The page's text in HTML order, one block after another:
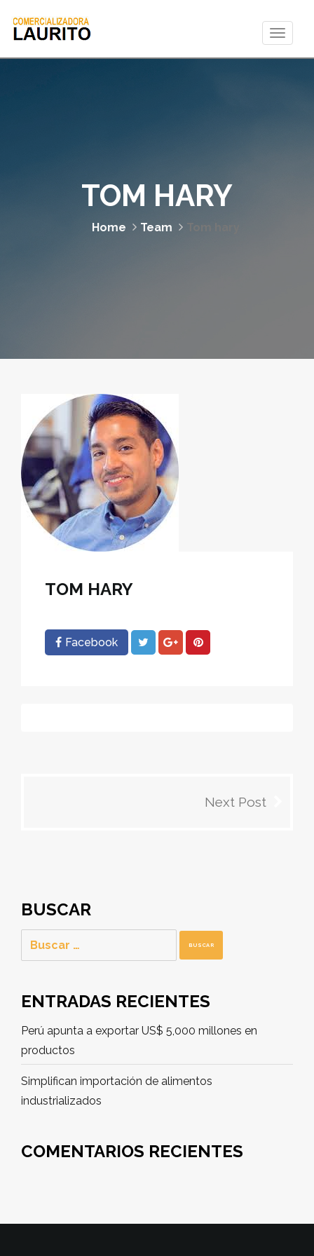
Toggle
TOM HARY
Home Team Tom hary
TOM HARY
Facebook
Next Post
BUSCAR
Buscar:
ENTRADAS RECIENTES
Perú apunta a exportar US$ 5,000 millones en
productos
Simplifican importación de alimentos
industrializados
COMENTARIOS RECIENTES